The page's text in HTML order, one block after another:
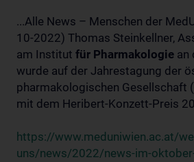
...Alle News – Menschen der
10-2022) Thomas Steinkellner,
am Institut für Pharmakologie an
wurde auf der Jahrestagung der
pharmakologischen Gesellschaft
mit dem Heribert-Konzett-Preis
https://www.meduniwien.ac.at/
uns/news/2022/news-im-